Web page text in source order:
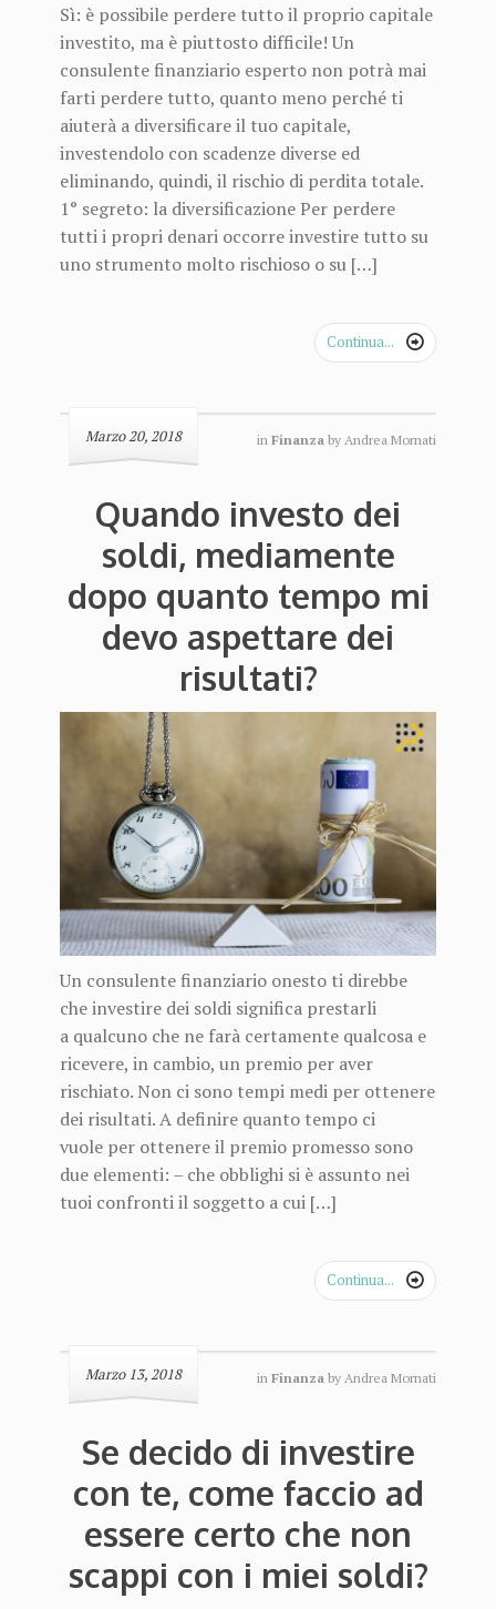
Sì: è possibile perdere tutto il proprio capitale
investito, ma è piuttosto difficile! Un
consulente finanziario esperto non potrà mai
farti perdere tutto, quanto meno perché ti
aiuterà a diversificare il tuo capitale,
investendolo con scadenze diverse ed
eliminando, quindi, il rischio di perdita totale.
1° segreto: la diversificazione Per perdere
tutti i propri denari occorre investire tutto su
uno strumento molto rischioso o su […]
Continua... 
Marzo 20, 2018 in Finanza by Andrea Mornati
Quando investo dei
soldi, mediamente
dopo quanto tempo mi
devo aspettare dei
risultati?
Un consulente finanziario onesto ti direbbe
che investire dei soldi significa prestarli
a qualcuno che ne farà certamente qualcosa e
ricevere, in cambio, un premio per aver
rischiato. Non ci sono tempi medi per ottenere
dei risultati. A definire quanto tempo ci
vuole per ottenere il premio promesso sono
due elementi: – che obblighi si è assunto nei
tuoi confronti il soggetto a cui […]
Continua... 
Marzo 13, 2018 in Finanza by Andrea Mornati
Se decido di investire
con te, come faccio ad
essere certo che non
scappi con i miei soldi?